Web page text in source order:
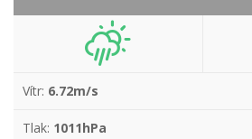
Vítr: 6.72m/s
Tlak: 1011hPa